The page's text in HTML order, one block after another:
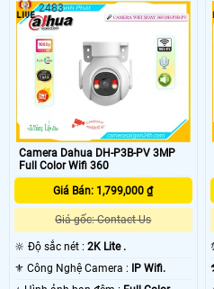
Camera Dahua DH-P3B-PV 3MP
Full Color Wifi 360
Giá Bán: 1,799,000 ₫
Giá gốc: Contact Us
🔆 Độ sắc nét : 2K Lite .
⚜️ Công Nghệ Camera : IP Wifi.
2483